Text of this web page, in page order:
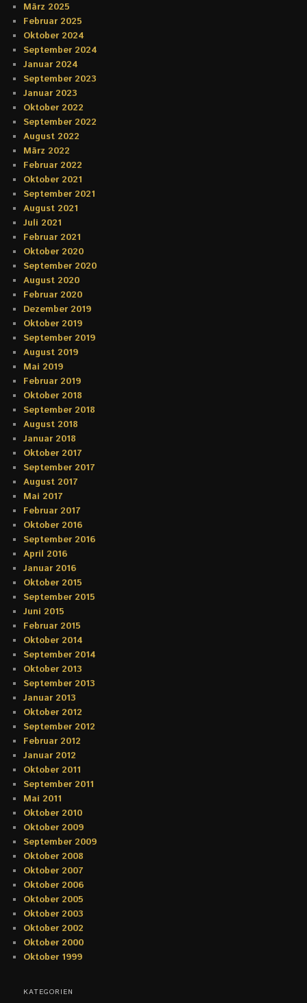
März 2025
Februar 2025
Oktober 2024
September 2024
Januar 2024
September 2023
Januar 2023
Oktober 2022
September 2022
August 2022
März 2022
Februar 2022
Oktober 2021
September 2021
August 2021
Juli 2021
Februar 2021
Oktober 2020
September 2020
August 2020
Februar 2020
Dezember 2019
Oktober 2019
September 2019
August 2019
Mai 2019
Februar 2019
Oktober 2018
September 2018
August 2018
Januar 2018
Oktober 2017
September 2017
August 2017
Mai 2017
Februar 2017
Oktober 2016
September 2016
April 2016
Januar 2016
Oktober 2015
September 2015
Juni 2015
Februar 2015
Oktober 2014
September 2014
Oktober 2013
September 2013
Januar 2013
Oktober 2012
September 2012
Februar 2012
Januar 2012
Oktober 2011
September 2011
Mai 2011
Oktober 2010
Oktober 2009
September 2009
Oktober 2008
Oktober 2007
Oktober 2006
Oktober 2005
Oktober 2003
Oktober 2002
Oktober 2000
Oktober 1999
KATEGORIEN